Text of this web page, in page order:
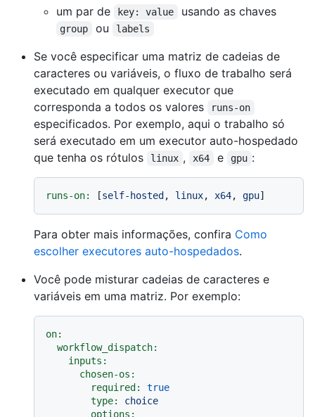
um par de
key: value usando as chaves
group ou labels
Se você especificar uma matriz de cadeias de
caracteres ou variáveis, o fluxo de trabalho será
executado em qualquer executor que
corresponda a todos os valores
runs-on
especificados. Por exemplo, aqui o trabalho só
será executado em um executor auto-hospedado
que tenha os rótulos
linux , x64 e gpu :
runs-on: [self-hosted , linux, x64, gpu
Para obter mais informações, confira Como
escolher executores auto-hospedados.
Você pode misturar cadeias de caracteres e
variáveis em uma matriz. Por exemplo:
on:
workflow_dispatch:
inputs:
chosen-os:
required:
true
type:
choice
options: